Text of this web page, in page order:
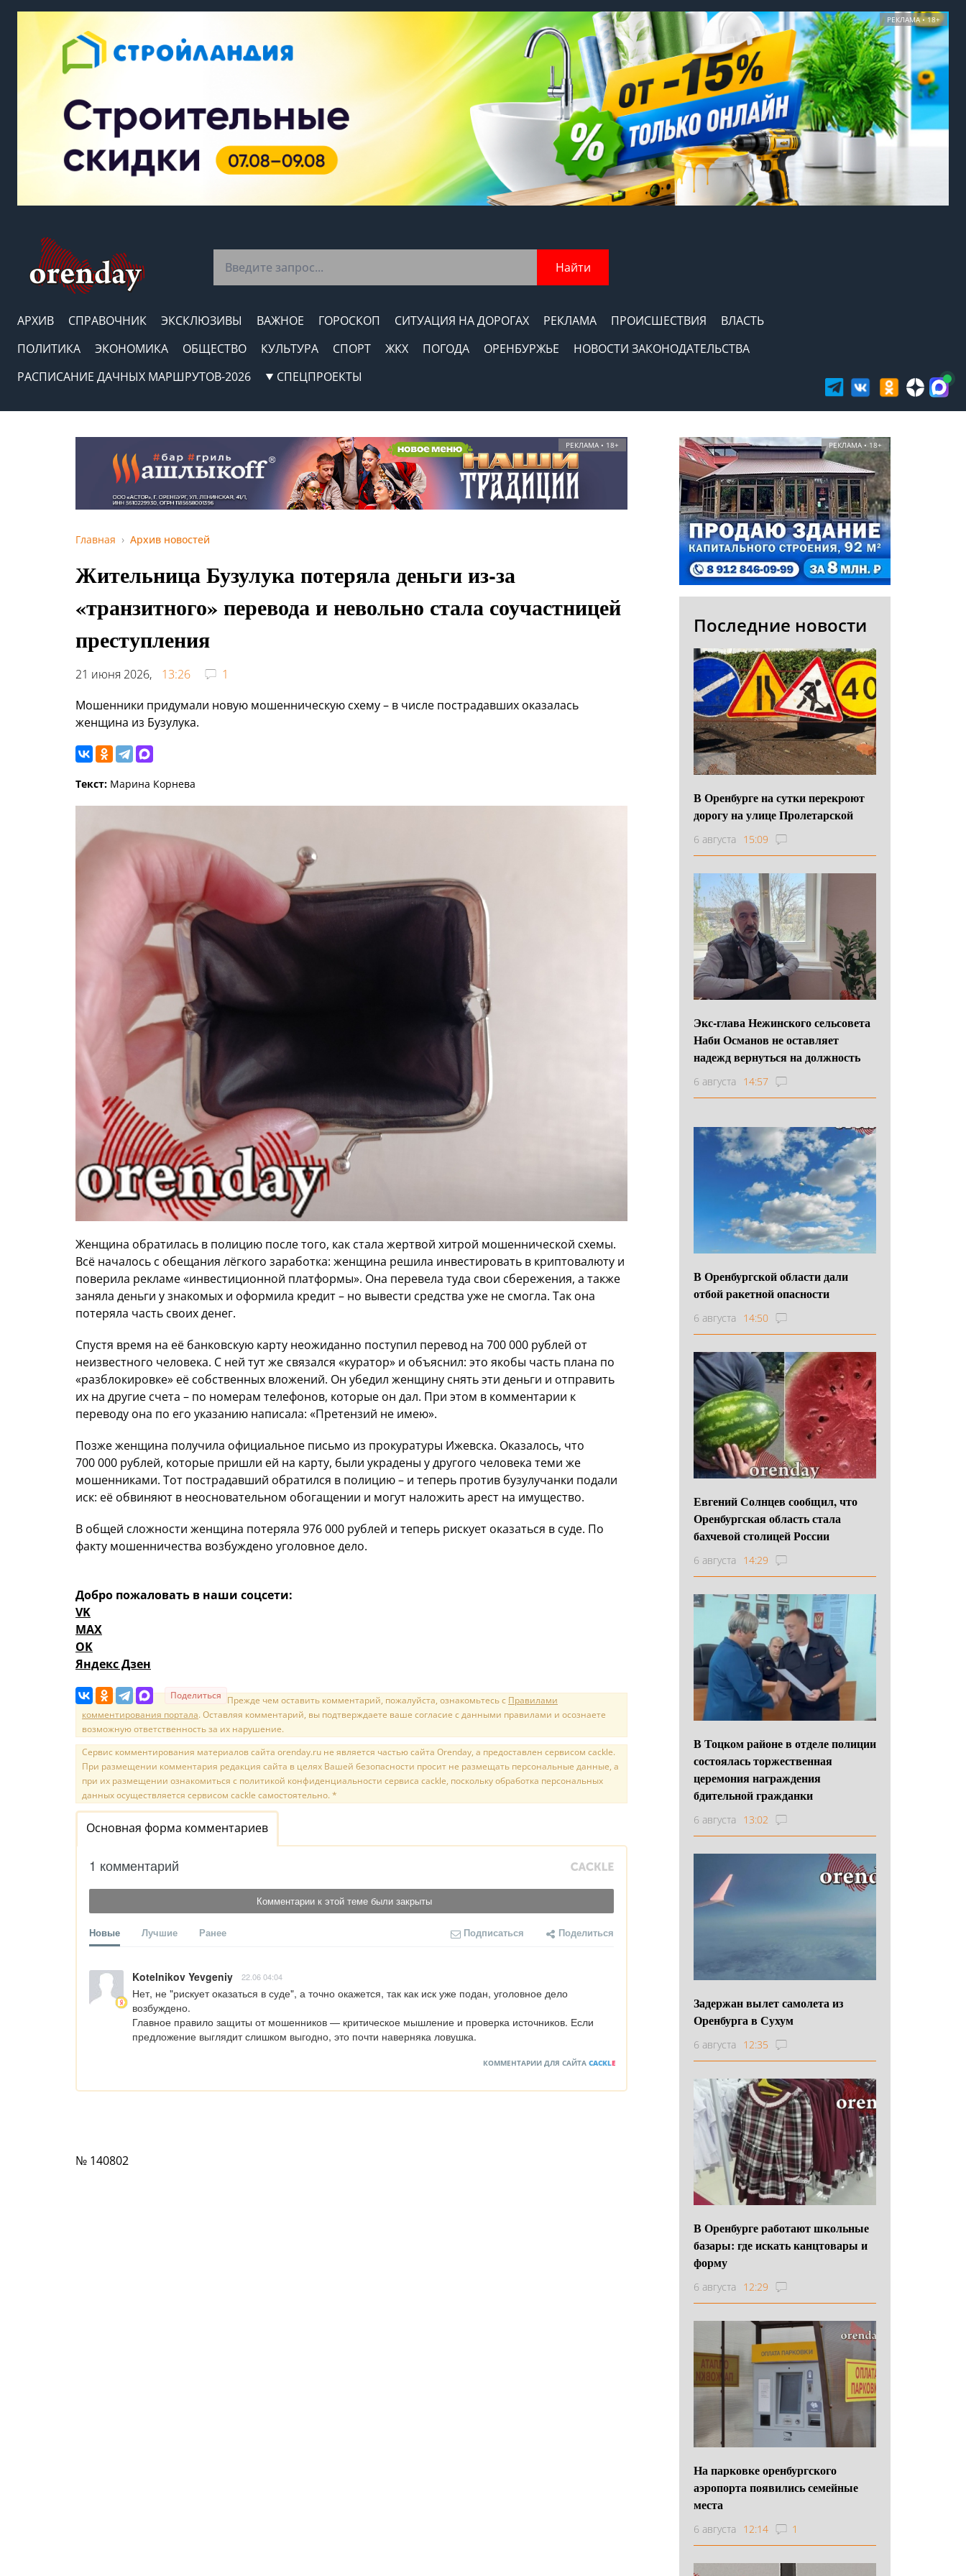
РЕКЛАМА • 18+
Найти
АРХИВ СПРАВОЧНИК ЭКСКЛЮЗИВЫ ВАЖНОЕ ГОРОСКОП СИТУАЦИЯ НА ДОРОГАХ РЕКЛАМА ПРОИСШЕСТВИЯ
ВЛАСТЬ
ПОЛИТИКА
ЭКОНОМИКА ОБЩЕСТВО КУЛЬТУРА СПОРТ ЖКХ ПОГОДА ОРЕНБУРЖЬЕ
НОВОСТИ ЗАКОНОДАТЕЛЬСТВА
РАСПИСАНИЕ ДАЧНЫХ МАРШРУТОВ-2026
СПЕЦПРОЕКТЫ
РЕКЛАМА • 18+
Главная Архив новостей
Жительница Бузулука потеряла деньги из-за
«транзитного» перевода и невольно стала соучастницей
преступления
21 июня 2026, 13:26
1
Мошенники придумали новую мошенническую схему – в числе пострадавших оказалась
женщина из Бузулука.
Текст: Марина Корнева
Женщина обратилась в полицию после того, как стала жертвой хитрой мошеннической схемы.
Всё началось с обещания лёгкого заработка: женщина решила инвестировать в криптовалюту и
поверила рекламе «инвестиционной платформы». Она перевела туда свои сбережения, а также
заняла деньги у знакомых и оформила кредит – но вывести средства уже не смогла. Так она
потеряла часть своих денег.
Спустя время на её банковскую карту неожиданно поступил перевод на 700 000 рублей от
неизвестного человека. С ней тут же связался «куратор» и объяснил: это якобы часть плана по
«разблокировке» её собственных вложений. Он убедил женщину снять эти деньги и отправить
их на другие счета – по номерам телефонов, которые он дал. При этом в комментарии к
переводу она по его указанию написала: «Претензий не имею».
Позже женщина получила официальное письмо из прокуратуры Ижевска. Оказалось, что
700 000 рублей, которые пришли ей на карту, были украдены у другого человека теми же
мошенниками. Тот пострадавший обратился в полицию – и теперь против бузулучанки подали
иск: её обвиняют в неосновательном обогащении и могут наложить арест на имущество.
В общей сложности женщина потеряла 976 000 рублей и теперь рискует оказаться в суде. По
факту мошенничества возбуждено уголовное дело.
Добро пожаловать в наши соцсети:
VK
MAX
OK
Яндекс Дзен
Поделиться Прежде чем оставить комментарий, пожалуйста, ознакомьтесь с Правилами
комментирования портала. Оставляя комментарий, вы подтверждаете ваше согласие с данными правилами и осознаете
возможную ответственность за их нарушение.
Сервис комментирования материалов сайта orenday.ru не является частью сайта Orenday, а предоставлен сервисом cackle.
При размещении комментария редакция сайта в целях Вашей безопасности просит не размещать персональные данные, а
при их размещении ознакомиться с политикой конфиденциальности сервиса cackle, поскольку обработка персональных
данных осуществляется сервисом cackle самостоятельно. *
Основная форма комментариев
1 комментарий
Комментарии к этой теме были закрыты
Новые Лучшие Ранее Подписаться Поделиться
Kotelnikov Yevgeniy 22.06 04:04
Нет, не "рискует оказаться в суде", а точно окажется, так как иск уже подан, уголовное дело
возбуждено.
Главное правило защиты от мошенников — критическое мышление и проверка источников. Если
предложение выглядит слишком выгодно, это почти наверняка ловушка.
КОММЕНТАРИИ ДЛЯ САЙТА CACKLE
№ 140802
РЕКЛАМА • 18+
Последние новости
В Оренбурге на сутки перекроют
дорогу на улице Пролетарской
6 августа 15:09
Экс-глава Нежинского сельсовета
Наби Османов не оставляет
надежд вернуться на должность
6 августа 14:57
В Оренбургской области дали
отбой ракетной опасности
6 августа 14:50
Евгений Солнцев сообщил, что
Оренбургская область стала
бахчевой столицей России
6 августа 14:29
В Тоцком районе в отделе полиции
состоялась торжественная
церемония награждения
бдительной гражданки
6 августа 13:02
Задержан вылет самолета из
Оренбурга в Сухум
6 августа 12:35
В Оренбурге работают школьные
базары: где искать канцтовары и
форму
6 августа 12:29
На парковке оренбургского
аэропорта появились семейные
места
6 августа 12:14 1